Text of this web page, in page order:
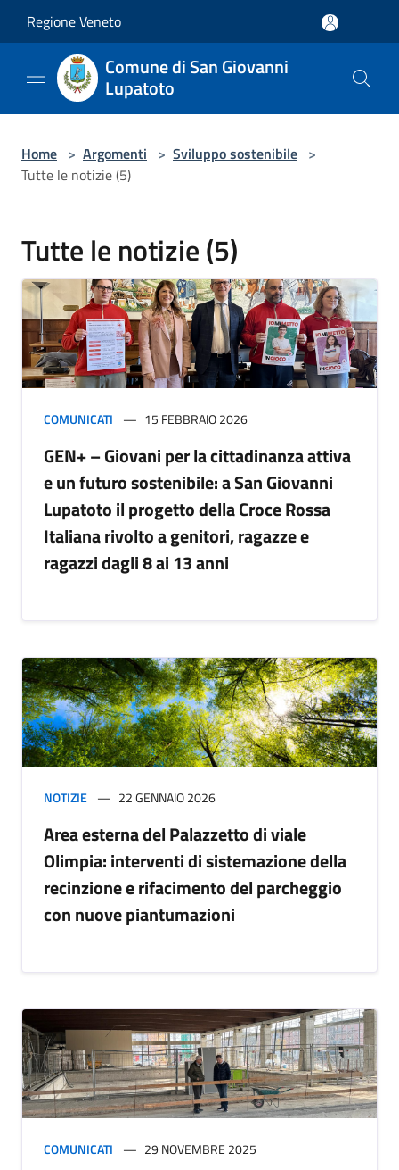
Regione Veneto
Comune di San Giovanni
Lupatoto
Home > Argomenti > Sviluppo sostenibile >
Tutte le notizie (5)
Tutte le notizie (5)
COMUNICATI 15 FEBBRAIO 2026
GEN+ – Giovani per la cittadinanza attiva
e un futuro sostenibile: a San Giovanni
Lupatoto il progetto della Croce Rossa
Italiana rivolto a genitori, ragazze e
ragazzi dagli 8 ai 13 anni
NOTIZIE 22 GENNAIO 2026
Area esterna del Palazzetto di viale
Olimpia: interventi di sistemazione della
recinzione e rifacimento del parcheggio
con nuove piantumazioni
COMUNICATI 29 NOVEMBRE 2025